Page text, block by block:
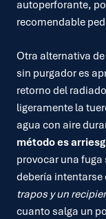
autoperforante,
recomendable
Otra alternativa de
sin purgador es
retorno del
ligeramente la
agua con aire
método es
provocar una
debería
trapos y un
cuanto salga un